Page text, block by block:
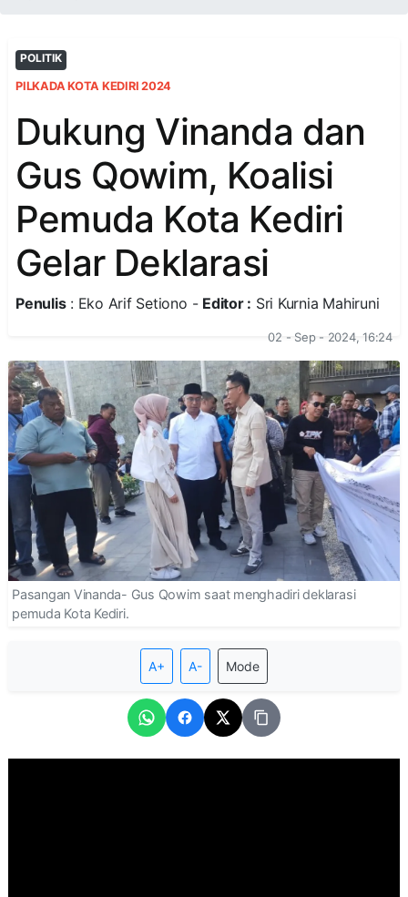
POLITIK
PILKADA KOTA KEDIRI 2024
Dukung Vinanda dan
Gus Qowim, Koalisi
Pemuda Kota Kediri
Gelar Deklarasi
Penulis: Eko Arif Setiono - Editor : Sri Kurnia Mahiruni
02 - Sep - 2024, 16:24
Pasangan Vinanda- Gus Qowim saat menghadiri deklarasi
pemuda Kota Kediri.
A+ A- Mode